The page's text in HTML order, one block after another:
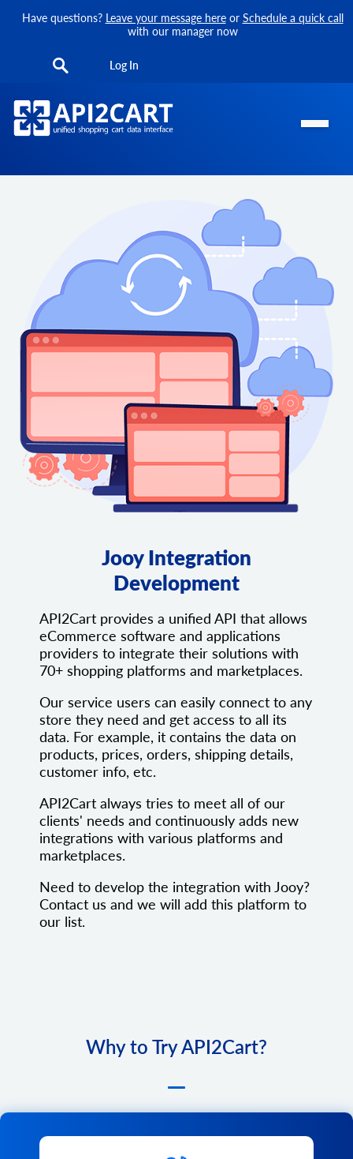
Have questions? Leave your message hereor Schedule a quick call
with our manager now
Log In
Jooy Integration
Development
API2Cart provides a unified API that allows
eCommerce software and applications
providers to integrate their solutions with
70+ shopping platforms and marketplaces.
Our service users can easily connect to any
store they need and get access to all its
data. For example, it contains the data on
products, prices, orders, shipping details,
customer info, etc.
API2Cart always tries to meet all of our
clients' needs and continuously adds new
integrations with various platforms and
marketplaces.
Need to develop the integration with Jooy?
Contact us and we will add this platform to
our list.
Why to Try API2Cart?